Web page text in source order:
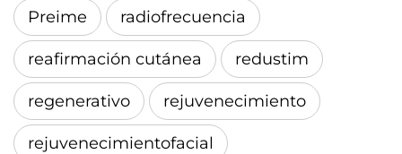
Preime radiofrecuencia
reafirmación cutánea redustim
regenerativo rejuvenecimiento
rejuvenecimientofacial